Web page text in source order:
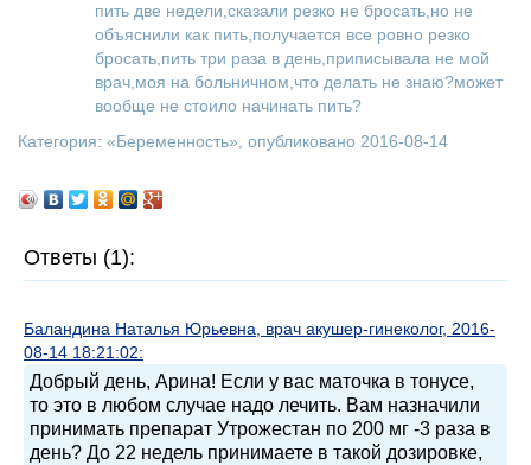
пить две недели,сказали резко не бросать,но не
объяснили как пить,получается все ровно резко
бросать,пить три раза в день,приписывала не мой
врач,моя на больничном,что делать не знаю?может
вообще не стоило начинать пить?
Категория: «Беременность», опубликовано 2016-08-14
Ответы (1):
Баландина Наталья Юрьевна, врач акушер-гинеколог, 2016-
08-14 18:21:02:
Добрый день, Арина! Если у вас маточка в тонусе,
то это в любом случае надо лечить. Вам назначили
принимать препарат Утрожестан по 200 мг -3 раза в
день? До 22 недель принимаете в такой дозировке,